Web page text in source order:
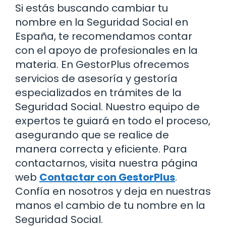
Si estás buscando cambiar tu
nombre en la Seguridad Social en
España, te recomendamos contar
con el apoyo de profesionales en la
materia. En GestorPlus ofrecemos
servicios de asesoría y gestoría
especializados en trámites de la
Seguridad Social. Nuestro equipo de
expertos te guiará en todo el proceso,
asegurando que se realice de
manera correcta y eficiente. Para
contactarnos, visita nuestra página
web Contactar con GestorPlus.
Confía en nosotros y deja en nuestras
manos el cambio de tu nombre en la
Seguridad Social.